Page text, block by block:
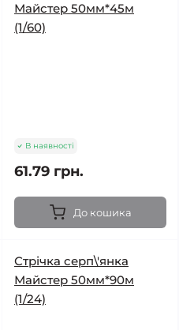
Майстер 50мм*45м
(1/60)
В наявності
61.79 грн.
До кошика
Стрічка серп\'янка
Майстер 50мм*90м
(1/24)